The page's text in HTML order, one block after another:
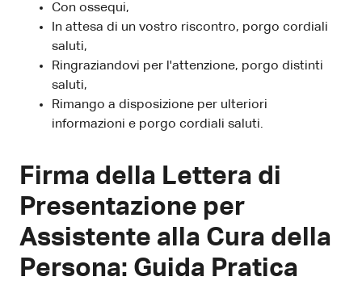
Con ossequi,
In attesa di un vostro riscontro, porgo cordiali
saluti,
Ringraziandovi per l'attenzione, porgo distinti
saluti,
Rimango a disposizione per ulteriori
informazioni e porgo cordiali saluti.
Firma della Lettera di
Presentazione per
Assistente alla Cura della
Persona: Guida Pratica